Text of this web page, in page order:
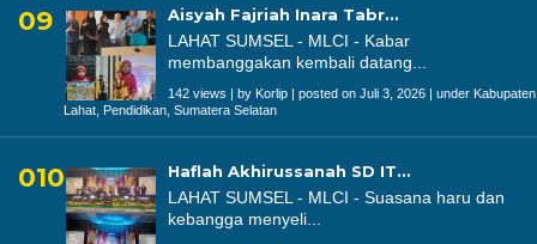
Aisyah Fajriah Inara Tabr...
LAHAT SUMSEL - MLCI - Kabar
membanggakan kembali datang...
142 views | by Korlip | posted on Juli 3, 2026 | under Kabupaten
Lahat Pendidikan Sumatera Selatan
Haflah Akhirussanah SD IT...
LAHAT SUMSEL - MLCI - Suasana haru dan
kebangga menyeli...